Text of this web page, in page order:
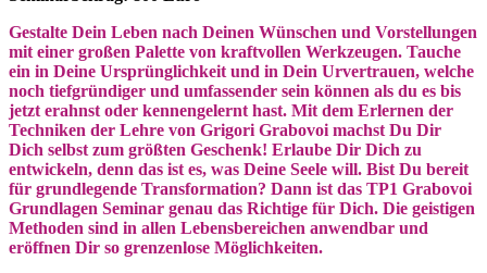
Gestalte Dein Leben nach Deinen Wünschen und Vorstellungen
mit einer großen Palette von kraftvollen Werkzeugen. Tauche
ein in Deine Ursprünglichkeit und in Dein Urvertrauen, welche
noch tiefgründiger und umfassender sein können als du es bis
jetzt erahnst oder kennengelernt hast. Mit dem Erlernen der
Techniken der Lehre von Grigori Grabovoi machst Du Dir
Dich selbst zum größten Geschenk! Erlaube Dir Dich zu
entwickeln, denn das ist es, was Deine Seele will. Bist Du bereit
für grundlegende Transformation? Dann ist das TP1 Grabovoi
Grundlagen Seminar genau das Richtige für Dich. Die geistigen
Methoden sind in allen Lebensbereichen anwendbar und
eröffnen Dir so grenzenlose Möglichkeiten.